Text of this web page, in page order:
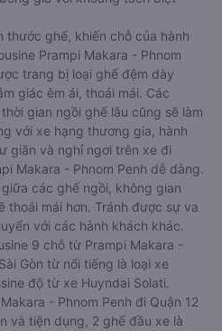
thước ghế, khiến chỗ của hành
Prampi Makara - Phnom
trang bị loại ghế đệm dày
giác êm ái, thoải mái. Các
gian ngồi ghế lâu cũng sẽ làm
với xe hạng thương gia, hành
giãn và nghỉ ngơi trên xe đi
Makara - Phnom Penh dễ dàng.
các ghế ngồi, không gian
thoải mái hơn. Tránh được sự va
với các hành khách khác.
9 chỗ từ Prampi Makara -
Gòn từ nổi tiếng là loại xe
độ từ xe Huyndai Solati.
- Phnom Penh đi Quận 12
và tiện dụng, 2 ghế đầu xe là